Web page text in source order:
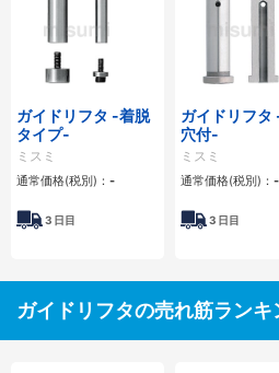
ガイドリフタ -着脱
タイプ-
ミスミ
通常価格(税別)： -
3 日目
ガイドリフタ
穴付-
ミスミ
通常価格(税別)： -
3 日目
ガイドリフタの売れ筋ランキ